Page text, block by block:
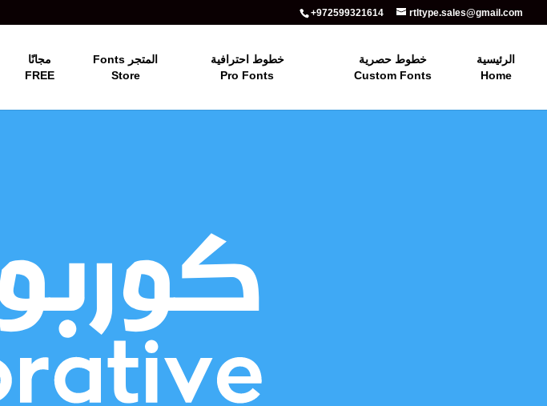
+972599321614 rtltype.sales@gmail.com
الرئيسية
Home
خطوط حصرية
Custom Fonts
خطوط احترافية
Pro Fonts
المتجر Fonts
Store
مجانًا
FREE